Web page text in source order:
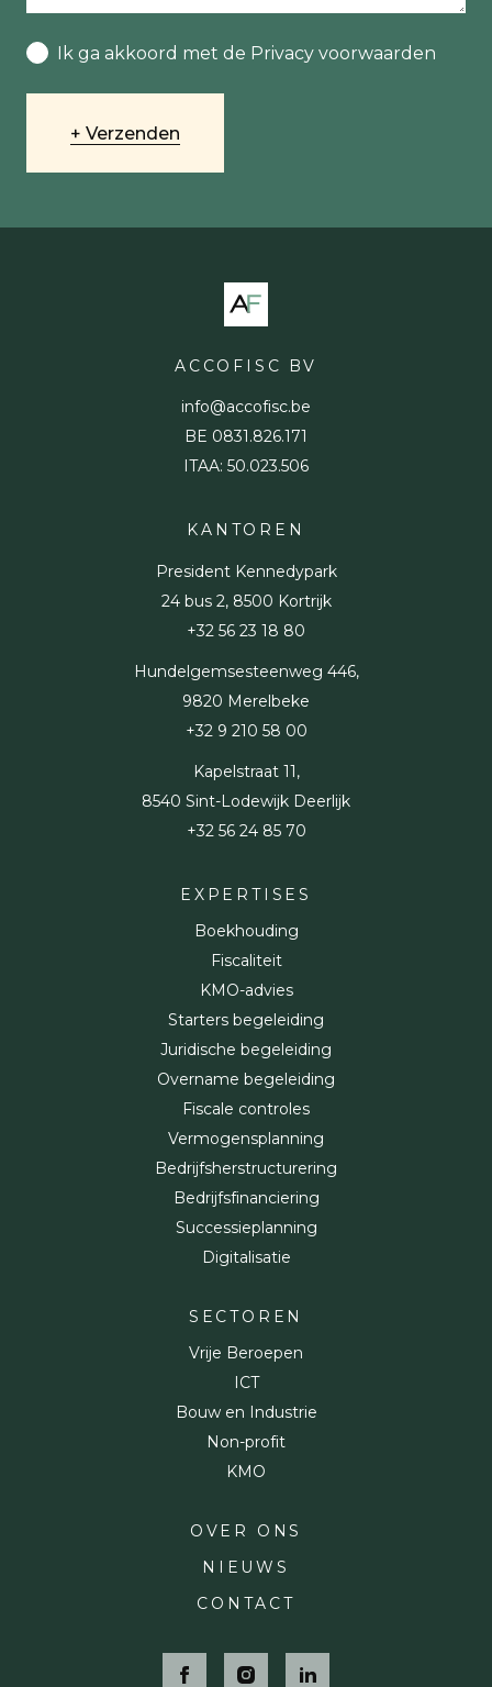
Ik ga akkoord met de Privacy voorwaarden
Verzenden
ACCOFISC BV
info@accofisc.be
BE 0831.826.171
ITAA: 50.023.506
KANTOREN
President Kennedypark
24 bus 2, 8500 Kortrijk
+32 56 23 18 80
Hundelgemsesteenweg 446,
9820 Merelbeke
+32 9 210 58 00
Kapelstraat 11,
8540 Sint-Lodewijk Deerlijk
+32 56 24 85 70
EXPERTISES
Boekhouding
Fiscaliteit
KMO-advies
Starters begeleiding
Juridische begeleiding
Overname begeleiding
Fiscale controles
Vermogensplanning
Bedrijfsherstructurering
Bedrijfsfinanciering
Successieplanning
Digitalisatie
SECTOREN
Vrije Beroepen
ICT
Bouw en Industrie
Non-profit
KMO
OVER ONS
NIEUWS
CONTACT
Social